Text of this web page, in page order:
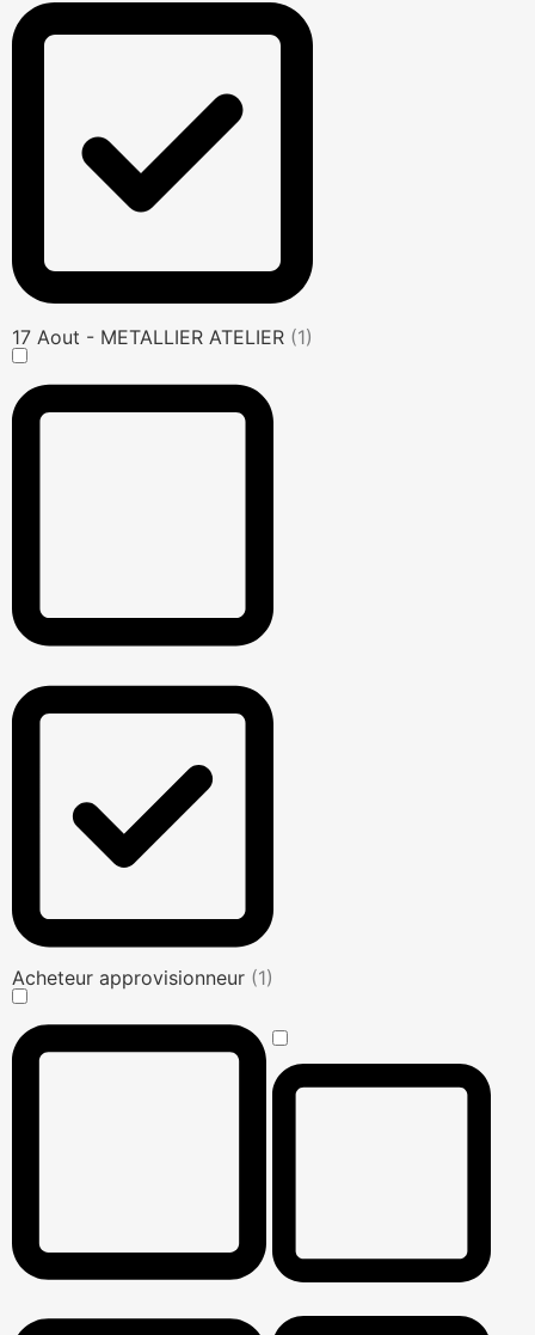
17 Aout - METALLIER ATELIER (1)
Acheteur approvisionneur (1)